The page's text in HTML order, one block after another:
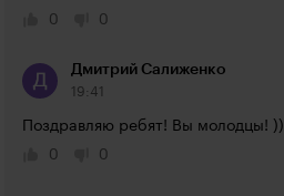
0
0
Дмитрий Салиженко
19:41
Поздравляю ребят! Вы молодцы! ))
0
0